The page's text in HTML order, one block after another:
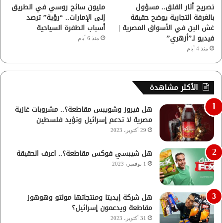
تصريح أثار القلق.. مسؤول
بالغرفة التجارية يوضح حقيقة
غش البن في الأسواق المصرية |
فيديو لـ”أزهري”
منذ 4 أيام
مليون سائح روسي في الطريق
إلى الإمارات.. “رؤية” ترصد
أسباب الطفرة السياحية
منذ 6 أيام
الأكثر مشاهدة
هل فيروز وشويبس مقاطعة؟.. مشروبات غازية
مصرية لا تدعم إسرائيل وتؤيد فلسطين
29 أكتوبر، 2023
هل شيبسي فوكس مقاطعة؟.. اعرف الحقيقة
1 نوفمبر، 2023
هل شركة إيديتا ومنتجاتها مولتو وهوهوز
مقاطعة ويدعمون إسرائيل؟
31 أكتوبر، 2023